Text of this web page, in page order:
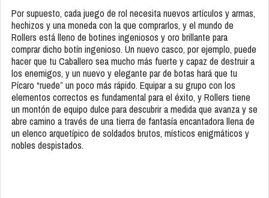
Por supuesto, cada juego de rol necesita nuevos artículos y armas,
hechizos y una moneda con la que comprarlos, y el mundo de
Rollers está lleno de botines ingeniosos y oro brillante para
comprar dicho botín ingenioso. Un nuevo casco, por ejemplo, puede
hacer que tu Caballero sea mucho más fuerte y capaz de destruir a
los enemigos, y un nuevo y elegante par de botas hará que tu
Pícaro “ruede” un poco más rápido. Equipar a su grupo con los
elementos correctos es fundamental para el éxito, y Rollers tiene
un montón de equipo dulce para descubrir a medida que avanza y se
abre camino a través de una tierra de fantasía encantadora llena de
un elenco arquetípico de soldados brutos, místicos enigmáticos y
nobles despistados.